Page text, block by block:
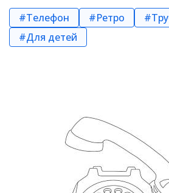
#Телефон #Ретро
#Для детей